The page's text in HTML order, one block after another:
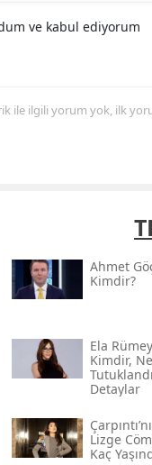
ve kabul ediyorum
ile ilgili yorum yok, ilk
Ahmet
Kimdir?
Ela
Kimdir,
Detaylar
Lizge
Kaç